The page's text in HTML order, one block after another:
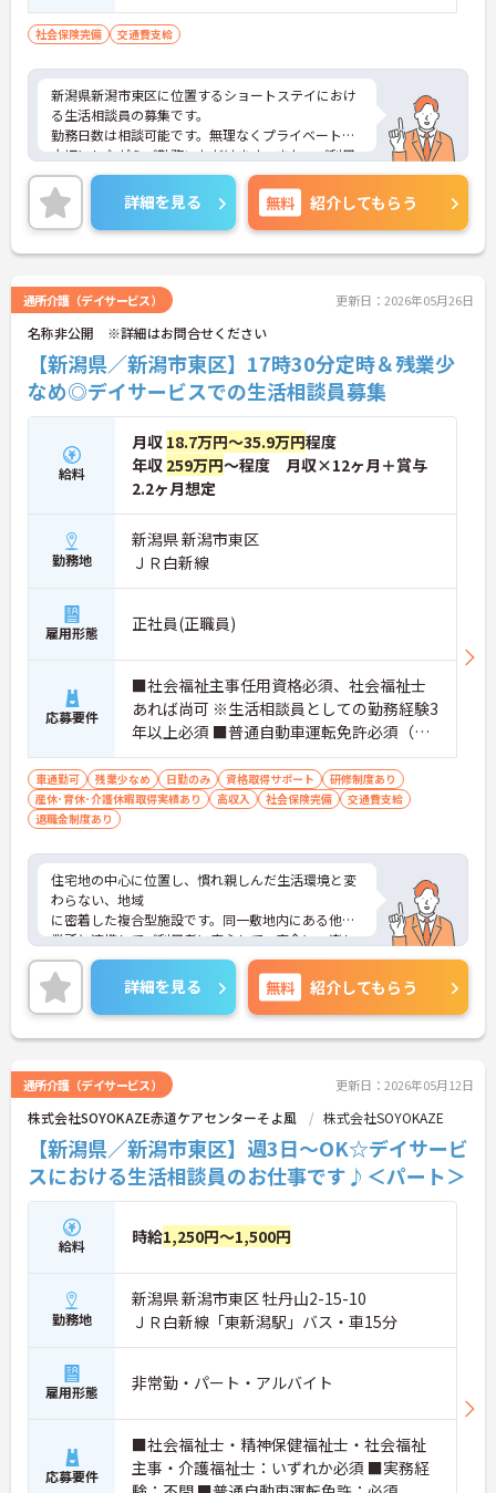
社会保険完備 交通費支給
新潟県新潟市東区に位置するショートステイにおけ
る生活相談員の募集です。
勤務日数は相談可能です。無理なくプライベートを
大切にしながらご勤務いただけます。また、ご利用
者やご家族、関係機関など、どんな方とも円滑にコ
ミュニケーションをとれる方を募集しています。
ご興味のある方には、面接対策ポイントなど、さら
に詳細をご案内しますのでお気軽にご相談くださ
い！
詳細を見る 無料 紹介してもらう
通所介護（デイサービス） 更新日：2026年05月26日
名称非公開 ※詳細はお問合せください
【新潟県／新潟市東区】17時30分定時＆残業少
なめ◎デイサービスでの生活相談員募集
給料
月収 18.7万円～35.9万円程度
年収 259万円～程度 月収×12ヶ月＋賞与
2.2ヶ月想定
勤務地
新潟県 新潟市東区
ＪＲ白新線
雇用形態 正社員(正職員)
応募要件
■社会福祉主事任用資格必須、社会福祉士
あれば尚可 ※生活相談員としての勤務経験3
年以上必須 ■普通自動車運転免許必須（Ａ
Ｔ限定不可）
車通勤可 残業少なめ 日勤のみ 資格取得サポート
研修制度あり
産休･育休･介護休暇取得実績あり
高収入 社会保険完備
交通費支給
退職金制度あり
住宅地の中心に位置し、慣れ親しんだ生活環境と変
わらない、地域
に密着した複合型施設です。同一敷地内にある他事
業所と連携してご利用者に安心して、安全に、楽し
く生活（利用）していただくよう法人全体で取り組
んでおられます。経験豊富な職員が多く、相談もし
やすい環境です。これまでのご経験を活かし即戦力
としてご活躍いただけます。ご興味がある方は是非
一度マイナビまでお問い合わせください。さらに詳
詳細を見る 無料 紹介してもらう
通所介護（デイサービス） 更新日：2026年05月12日
株式会社SOYOKAZE赤道ケアセンターそよ風 株式会社SOYOKAZE
【新潟県／新潟市東区】週3日～OK☆デイサービ
スにおける生活相談員のお仕事です♪＜パート＞
給料 時給1,250円～1,500円
勤務地
新潟県 新潟市東区 牡丹山2-15-10
ＪＲ白新線「東新潟駅」バス・車15分
雇用形態 非常勤・パート・アルバイト
応募要件
■社会福祉士・精神保健福祉士・社会福祉
主事・介護福祉士：いずれか必須 ■実務経